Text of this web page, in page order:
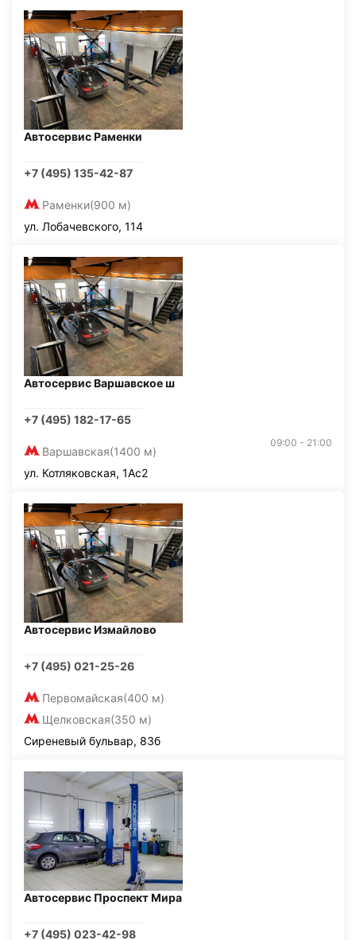
Автосервис Раменки
+7 (495) 135-42-87
Раменки(900 м)
ул. Лобачевского, 114
Автосервис Варшавское ш
+7 (495) 182-17-65
Варшавская(1400 м)
09:00 - 21:00
ул. Котляковская, 1Ас2
Автосервис Измайлово
+7 (495) 021-25-26
Первомайская(400 м)
Щелковская(350 м)
Сиреневый бульвар, 83б
Автосервис Проспект Мира
+7 (495) 023-42-98